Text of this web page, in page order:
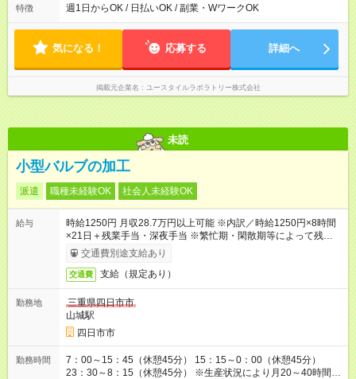
なし ＊＊ 勤務時間例 ＊＊ ■8時から17時 ■9時から18時 ■10
定（毎週同じ曜日勤務）
特徴 週1日からOK / 日払いOK / 副業・WワークOK
気になる！ 応募する 詳細へ
掲載元企業名 ユースタイルラボラトリー株式会社
未読
小型バルブの加工
派遣 職種未経験OK 社会人未経験OK
給与
時給1250円 月収28.7万円以上可能 ※内訳／時給1250円×8時間
×21日＋残業手当・深夜手当 ※繁忙期・閑散期等によって残業時
間は変動します ＊日払い・仮払いOK（アプリでカンタン申
請！）
交通費別途支給あり
交通費 支給（規定あり）
勤務地
三重県四日市市
山城駅
四日市市
勤務時間
7：00～15：45（休憩45分） 15：15～0：00（休憩45分）
23：30～8：15（休憩45分） ※生産状況により月20～40時間程